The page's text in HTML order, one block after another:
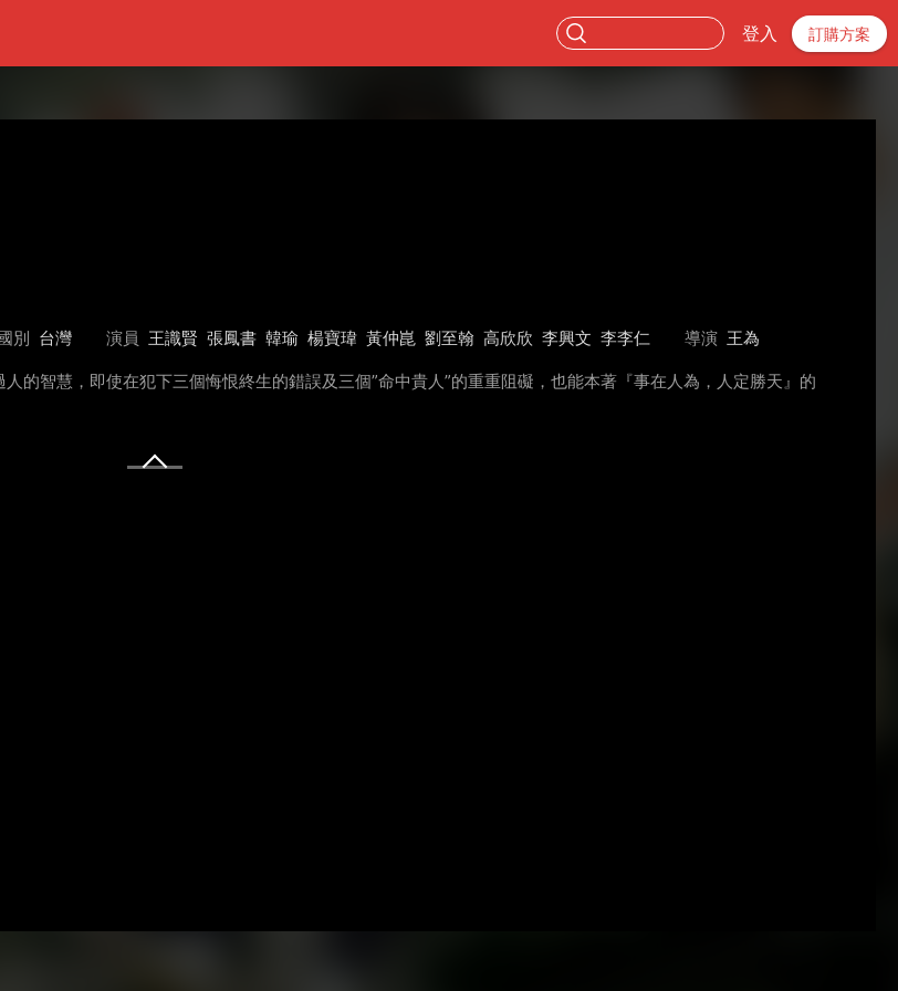
登入 訂購方案
別 台灣 演員 王識賢 張鳳書 韓瑜 楊寶瑋 黃仲崑 劉至翰 高欣欣 李興文 李李仁 導演 王為
的智慧，即使在犯下三個悔恨終生的錯誤及三個”命中貴人”的重重阻礙，也能本著『事在人為，人定勝天』的